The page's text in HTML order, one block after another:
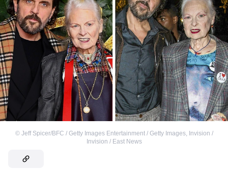
© Jeff Spicer/BFC / Getty Images Entertainment / Getty Images, Invision /
Invision / East News